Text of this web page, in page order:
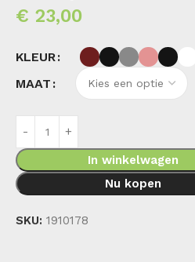
€ 23,00
KLEUR
MAAT
In winkelwagen
Nu kopen
SKU: 1910178